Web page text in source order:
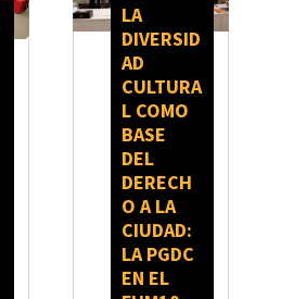
LA
DIVERSID
AD
CULTURA
L COMO
BASE
DEL
DERECH
O A LA
CIUDAD:
LA PGDC
EN EL